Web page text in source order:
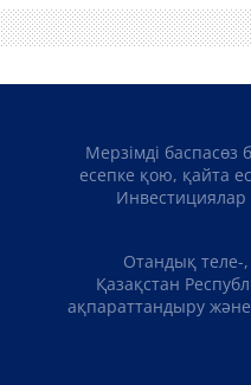
Мерзімді баспасөз
есепке қою, қайта
Инвестициялар
Отандық теле-
Қазақстан
ақпараттандыру